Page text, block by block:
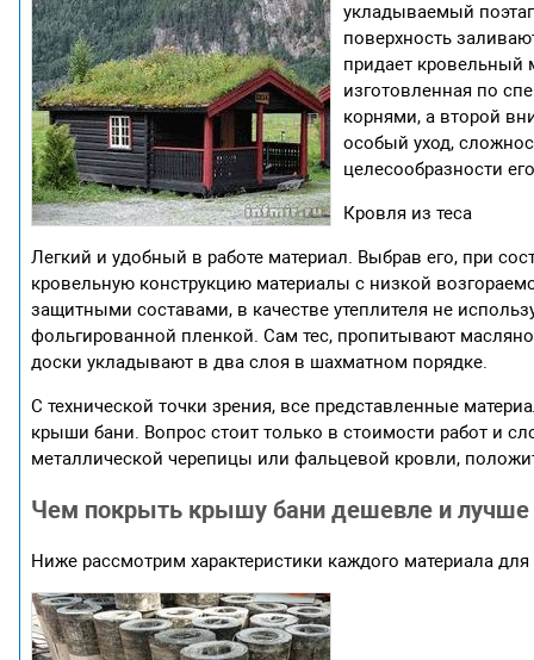
укладываемый
поверхность
придает кровельный
изготовленная по
корнями, а второй
особый уход,
целесообразности
Кровля из теса
Легкий и удобный в работе материал. Выбрав его, при
кровельную конструкцию материалы с низкой
защитными составами, в качестве утеплителя не
фольгированной пленкой. Сам тес, пропитывают
доски укладывают в два слоя в шахматном порядке.
С технической точки зрения, все представленные
крыши бани. Вопрос стоит только в стоимости работ и
металлической черепицы или фальцевой кровли,
Чем покрыть крышу бани дешевле и лучше
Ниже рассмотрим характеристики каждого материала